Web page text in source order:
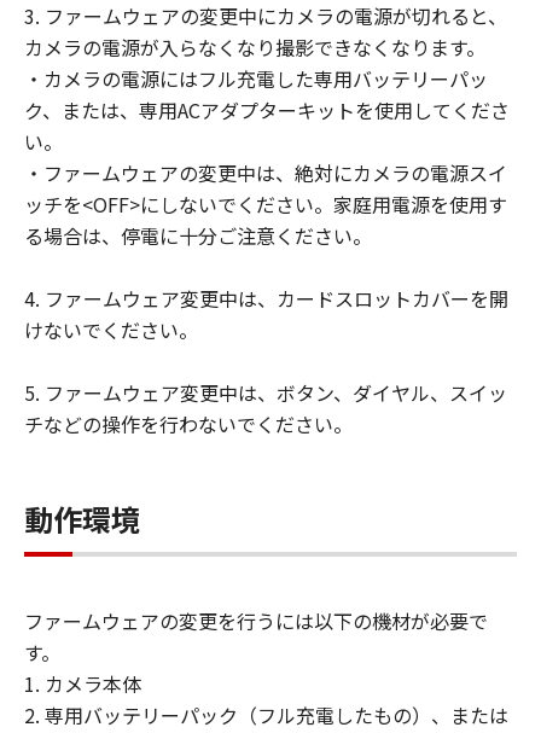
著作権表示
お客様は、「許諾ソフトウェア」に含まれ
るキヤノンまたはキヤノンのライセンサー
の著作権表示を変更し、除去しまたは削除
してはなりません。
サポートおよびアップグレード
「本契約」に明示的に定める場合を除き、
関連会社、それらの販売代理店および販売
店、ならびにキヤノンのライセンサーは、
びお客様による「許諾ソフトウェア」の使
用を支援することに、ならびに「許諾ソフ
る責任も負うものではありません。
輸出
より必要な認可等を得ることなしに、「許
接または間接に輸出してはなりません。
3. ファームウェアの変更中にカメラの電源が切れると、
カメラの電源が入らなくなり撮影できなくなります。
・カメラの電源にはフル充電した専用バッテリーパッ
ク、または、専用ACアダプターキットを使用してくださ
い。
・ファームウェアの変更中は、絶対にカメラの電源スイ
ッチを<OFF>にしないでください。家庭用電源を使用す
る場合は、停電に十分ご注意ください。
4. ファームウェア変更中は、カードスロットカバーを開
けないでください。
5. ファームウェア変更中は、ボタン、ダイヤル、スイッ
チなどの操作を行わないでください。
動作環境
ファームウェアの変更を行うには以下の機材が必要で
す。
1. カメラ本体
2. 専用バッテリーパック（フル充電したもの）、または